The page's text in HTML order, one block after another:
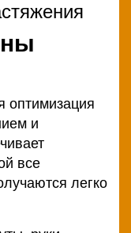
оптимизация
и
все
легко